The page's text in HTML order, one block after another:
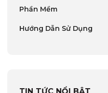
Phần Mềm
Hướng Dẫn Sử Dụng